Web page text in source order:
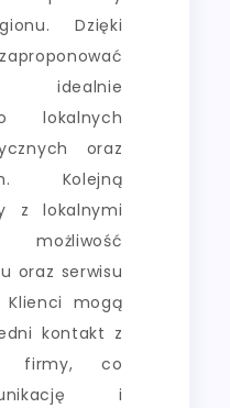
Dzięki
idealnie
lokalnych
oraz
Kolejną
z lokalnymi
oraz serwisu
Klienci mogą
kontakt z
firmy, co
i